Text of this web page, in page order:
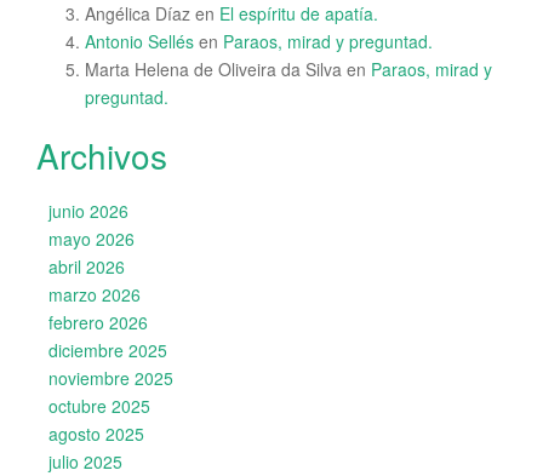
Angélica Díaz en El espíritu de apatía.
Antonio Sellés en Paraos, mirad y preguntad.
Marta Helena de Oliveira da Silva en Paraos, mirad y
preguntad.
Archivos
junio 2026
mayo 2026
abril 2026
marzo 2026
febrero 2026
diciembre 2025
noviembre 2025
octubre 2025
agosto 2025
julio 2025